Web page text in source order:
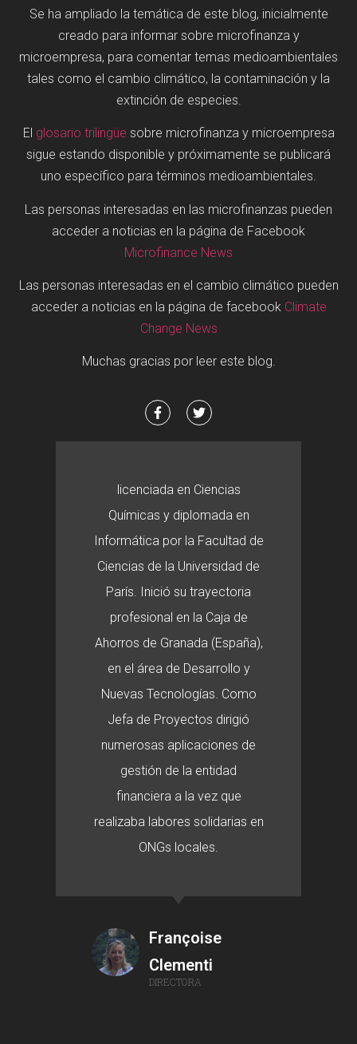
Se ha ampliado la temática de este blog, inicialmente
creado para informar sobre microfinanza y
microempresa, para comentar temas medioambientales
tales como el cambio climático, la contaminación y la
extinción de especies.
El glosario trilingüe sobre microfinanza y microempresa
sigue estando disponible y próximamente se publicará
uno específico para términos medioambientales.
Las personas interesadas en las microfinanzas pueden
acceder a noticias en la página de Facebook
Microfinance News
Las personas interesadas en el cambio climático pueden
acceder a noticias en la página de facebook Climate
Change News
Muchas gracias por leer este blog.
licenciada en Ciencias
Químicas y diplomada en
Informática por la Facultad de
Ciencias de la Universidad de
París. Inició su trayectoria
profesional en la Caja de
Ahorros de Granada (España),
en el área de Desarrollo y
Nuevas Tecnologías. Como
Jefa de Proyectos dirigió
numerosas aplicaciones de
gestión de la entidad
financiera a la vez que
realizaba labores solidarias en
ONGs locales.
Françoise
Clementi
DIRECTORA